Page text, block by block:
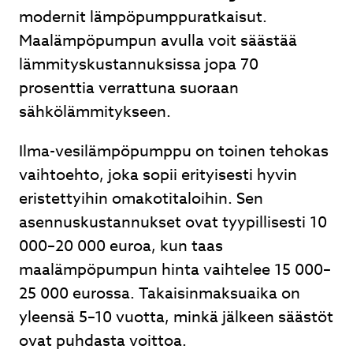
modernit lämpöpumppuratkaisut.
Maalämpöpumpun avulla voit säästää
lämmityskustannuksissa jopa 70
prosenttia verrattuna suoraan
sähkölämmitykseen.
Ilma-vesilämpöpumppu on toinen tehokas
vaihtoehto, joka sopii erityisesti hyvin
eristettyihin omakotitaloihin. Sen
asennuskustannukset ovat tyypillisesti 10
000–20 000 euroa, kun taas
maalämpöpumpun hinta vaihtelee 15 000–
25 000 eurossa. Takaisinmaksuaika on
yleensä 5–10 vuotta, minkä jälkeen säästöt
ovat puhdasta voittoa.